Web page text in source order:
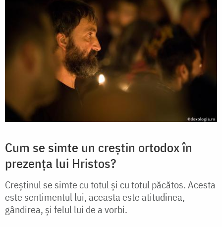
Cum se simte un creștin ortodox în
prezența lui Hristos?
Creștinul se simte cu totul și cu totul păcătos. Acesta
este sentimentul lui, aceasta este atitudinea,
gândirea, și felul lui de a vorbi.